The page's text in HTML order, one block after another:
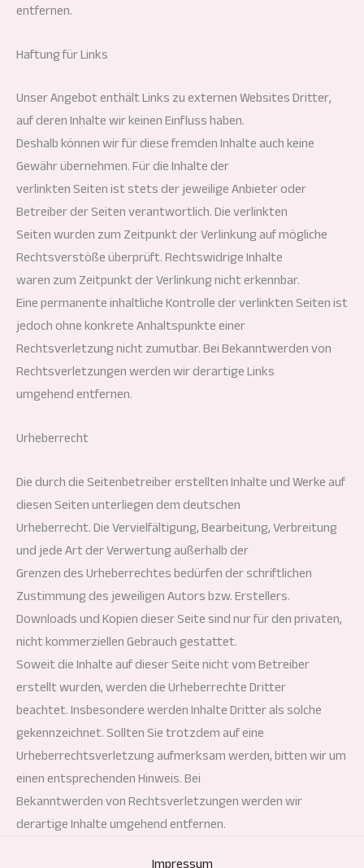
entfernen.
Haftung für Links
Unser Angebot enthält Links zu externen Websites Dritter,
auf deren Inhalte wir keinen Einfluss haben.
Deshalb können wir für diese fremden Inhalte auch keine
Gewähr übernehmen. Für die Inhalte der
verlinkten Seiten ist stets der jeweilige Anbieter oder
Betreiber der Seiten verantwortlich. Die verlinkten
Seiten wurden zum Zeitpunkt der Verlinkung auf mögliche
Rechtsverstöße überprüft. Rechtswidrige Inhalte
waren zum Zeitpunkt der Verlinkung nicht erkennbar.
Eine permanente inhaltliche Kontrolle der verlinkten Seiten ist
jedoch ohne konkrete Anhaltspunkte einer
Rechtsverletzung nicht zumutbar. Bei Bekanntwerden von
Rechtsverletzungen werden wir derartige Links
umgehend entfernen.
Urheberrecht
Die durch die Seitenbetreiber erstellten Inhalte und Werke auf
diesen Seiten unterliegen dem deutschen
Urheberrecht. Die Vervielfältigung, Bearbeitung, Verbreitung
und jede Art der Verwertung außerhalb der
Grenzen des Urheberrechtes bedürfen der schriftlichen
Zustimmung des jeweiligen Autors bzw. Erstellers.
Downloads und Kopien dieser Seite sind nur für den privaten,
nicht kommerziellen Gebrauch gestattet.
Soweit die Inhalte auf dieser Seite nicht vom Betreiber
erstellt wurden, werden die Urheberrechte Dritter
beachtet. Insbesondere werden Inhalte Dritter als solche
gekennzeichnet. Sollten Sie trotzdem auf eine
Urheberrechtsverletzung aufmerksam werden, bitten wir um
einen entsprechenden Hinweis. Bei
Bekanntwerden von Rechtsverletzungen werden wir
derartige Inhalte umgehend entfernen.
Impressum